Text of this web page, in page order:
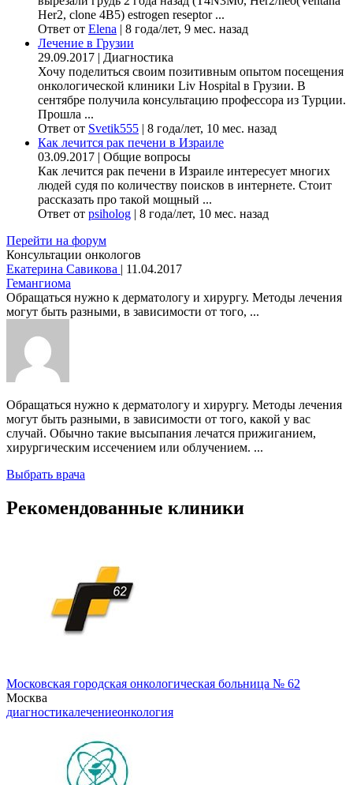
Her2, clone 4B5) estrogen reseptor ...
Ответ от Elena | 8 года/лет, 9 мес. назад
Лечение в Грузии
29.09.2017 | Диагностика
Хочу поделиться своим позитивным опытом посещения
онкологической клиники Liv Hospital в Грузии. В
сентябре получила консультацию профессора из Турции.
Прошла ...
Ответ от Svetik555 | 8 года/лет, 10 мес. назад
Как лечится рак печени в Израиле
03.09.2017 | Общие вопросы
Как лечится рак печени в Израиле интересует многих
людей судя по количеству поисков в интернете. Стоит
рассказать про такой мощный ...
Ответ от psiholog | 8 года/лет, 10 мес. назад
Перейти на форум
Консультации онкологов
Екатерина Савикова | 11.04.2017
Гемангиома
Обращаться нужно к дерматологу и хирургу. Методы лечения
могут быть разными, в зависимости от того, ...
Обращаться нужно к дерматологу и хирургу. Методы лечения
могут быть разными, в зависимости от того, какой у вас
случай. Обычно такие высыпания лечатся прижиганием,
хирургическим иссечением или облучением. ...
Выбрать врача
Рекомендованные клиники
Московская городская онкологическая больница № 62
Москва
диагностикалечениеонкология